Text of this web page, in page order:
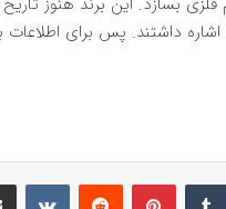
داشتند. پس برای اطلاعات
‫پین‌ترست ‫رددیت